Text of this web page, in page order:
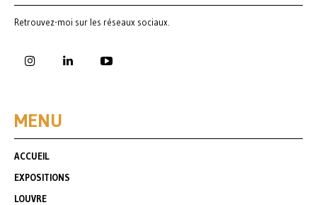
Retrouvez-moi sur les réseaux sociaux.
MENU
ACCUEIL
EXPOSITIONS
LOUVRE